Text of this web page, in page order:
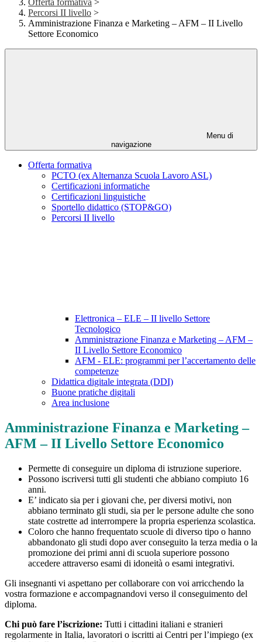
Offerta formativa >
Percorsi II livello >
Amministrazione Finanza e Marketing – AFM – II Livello
Settore Economico
Menu di
navigazione
Offerta formativa
PCTO (ex Alternanza Scuola Lavoro ASL)
Certificazioni informatiche
Certificazioni linguistiche
Sportello didattico (STOP&GO)
Percorsi II livello
Elettronica – ELE – II livello Settore
Tecnologico
Amministrazione Finanza e Marketing – AFM –
II Livello Settore Economico
AFM - ELE: programmi per l’accertamento delle
competenze
Didattica digitale integrata (DDI)
Buone pratiche digitali
Area inclusione
Amministrazione Finanza e Marketing –
AFM – II Livello Settore Economico
Permette di conseguire un diploma di istruzione superiore.
Possono iscriversi tutti gli studenti che abbiano compiuto 16
anni.
E’ indicato sia per i giovani che, per diversi motivi, non
abbiano terminato gli studi, sia per le persone adulte che sono
state costrette ad interrompere la propria esperienza scolastica.
Coloro che hanno frequentato scuole di diverso tipo o hanno
abbandonato gli studi dopo aver conseguito la terza media o la
promozione dei primi anni di scuola superiore possono
accedere attraverso esami di idoneità o esami integrativi.
Gli insegnanti vi aspettano per collaborare con voi arricchendo la
vostra formazione e accompagnandovi verso il conseguimento del
diploma.
Chi può fare l’iscrizione: Tutti i cittadini italiani e stranieri
regolarmente in Italia, lavoratori o iscritti ai Centri per l’impiego (ex